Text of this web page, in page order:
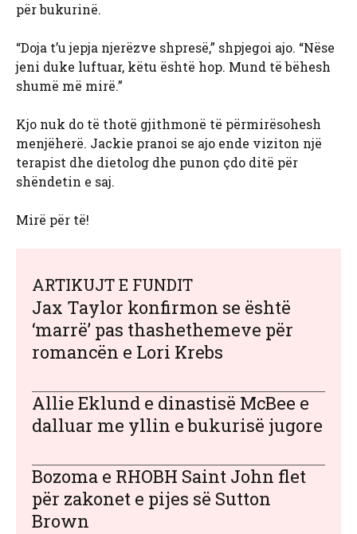
për bukurinë.
“Doja t’u jepja njerëzve shpresë,” shpjegoi ajo. “Nëse
jeni duke luftuar, këtu është hop. Mund të bëhesh
shumë më mirë.”
Kjo nuk do të thotë gjithmonë të përmirësohesh
menjëherë. Jackie pranoi se ajo ende viziton një
terapist dhe dietolog dhe punon çdo ditë për
shëndetin e saj.
Mirë për të!
ARTIKUJT E FUNDIT
Jax Taylor konfirmon se është
‘marrë’ pas thashethemeve për
romancën e Lori Krebs
Allie Eklund e dinastisë McBee e
dalluar me yllin e bukurisë jugore
Bozoma e RHOBH Saint John flet
për zakonet e pijes së Sutton
Brown